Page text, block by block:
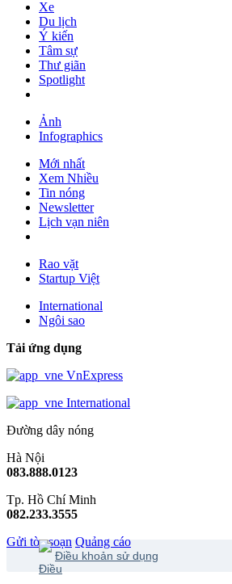
Xe
Du lịch
Ý kiến
Tâm sự
Thư giãn
Spotlight
Ảnh
Infographics
Mới nhất
Xem Nhiều
Tin nóng
Newsletter
Lịch vạn niên
Rao vặt
Startup Việt
International
Ngôi sao
Tải ứng dụng
VnExpress
International
Đường dây nóng
Hà Nội
083.888.0123
Tp. Hồ Chí Minh
082.233.3555
Gửi tòa soạn Quảng cáo
Điều khoản sử dụng